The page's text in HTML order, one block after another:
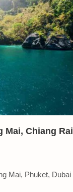
Mai, Chiang
Mai, Phuket, Dubai